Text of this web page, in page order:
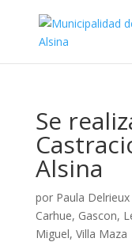
Se
Alsina
por Paula Delrieux
Carhue, Gascon,
Miguel, Villa Maza